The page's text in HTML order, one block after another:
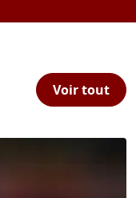
Voir tout